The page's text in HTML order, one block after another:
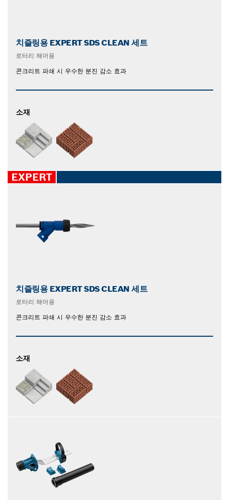
치즐링용 EXPERT SDS CLEAN 세트
로터리 해머용
콘크리트 파쇄 시 우수한 분진 감소 효과
소재
EXPERT
치즐링용 EXPERT SDS CLEAN 세트
로터리 해머용
콘크리트 파쇄 시 우수한 분진 감소 효과
소재